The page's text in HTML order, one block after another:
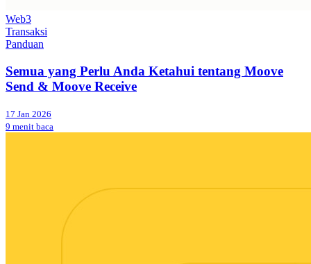
Web3
Transaksi
Panduan
Semua yang Perlu Anda Ketahui tentang Moove
Send & Moove Receive
17 Jan 2026
9 menit baca